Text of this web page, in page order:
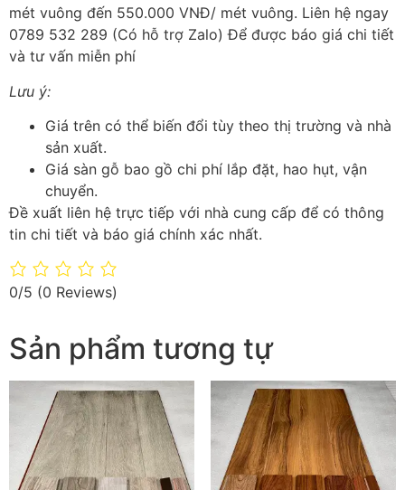
mét vuông đến 550.000 VNĐ/ mét vuông. Liên hệ ngay
0789 532 289 (Có hỗ trợ Zalo) Để được báo giá chi tiết
và tư vấn miễn phí
Lưu ý:
Giá trên có thể biến đổi tùy theo thị trường và nhà
sản xuất.
Giá sàn gỗ bao gồ chi phí lắp đặt, hao hụt, vận
chuyển.
Đề xuất liên hệ trực tiếp với nhà cung cấp để có thông
tin chi tiết và báo giá chính xác nhất.
0/5 (0 Reviews)
Sản phẩm tương tự